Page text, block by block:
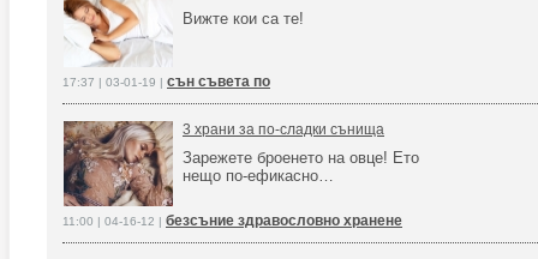
Вижте кои са те!
17:37 | 03-01-19 | сън съвета по
3 храни за по-сладки сънища
Зарежете броенето на овце! Ето
нещо по-ефикасно…
11:00 | 04-16-12 | безсъние здравословно хранене